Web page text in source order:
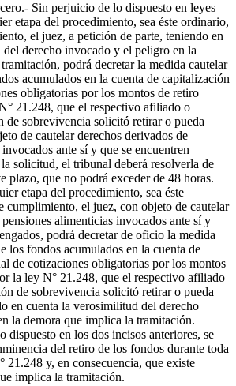
Sin perjuicio de lo dispuesto en leyes
etapa del procedimiento, sea éste ordinario,
el juez, a petición de parte, teniendo en
derecho invocado y el peligro en la
podrá decretar la medida cautelar
acumulados en la cuenta de capitalización
obligatorias por los montos de retiro
21.248, que el respectivo afiliado o
de sobrevivencia solicitó retirar o pueda
de cautelar derechos derivados de
ante sí y que se encuentren
solicitud, el tribunal deberá resolverla de
plazo, que no podrá exceder de 48 horas.
etapa del procedimiento, sea éste
cumplimiento, el juez, con objeto de cautelar
alimenticias invocados ante sí y
podrá decretar de oficio la medida
los fondos acumulados en la cuenta de
de cotizaciones obligatorias por los montos
la ley N° 21.248, que el respectivo afiliado
de sobrevivencia solicitó retirar o pueda
en cuenta la verosimilitud del derecho
la demora que implica la tramitación.
dispuesto en los dos incisos anteriores, se
del retiro de los fondos durante toda
21.248 y, en consecuencia, que existe
implica la tramitación.